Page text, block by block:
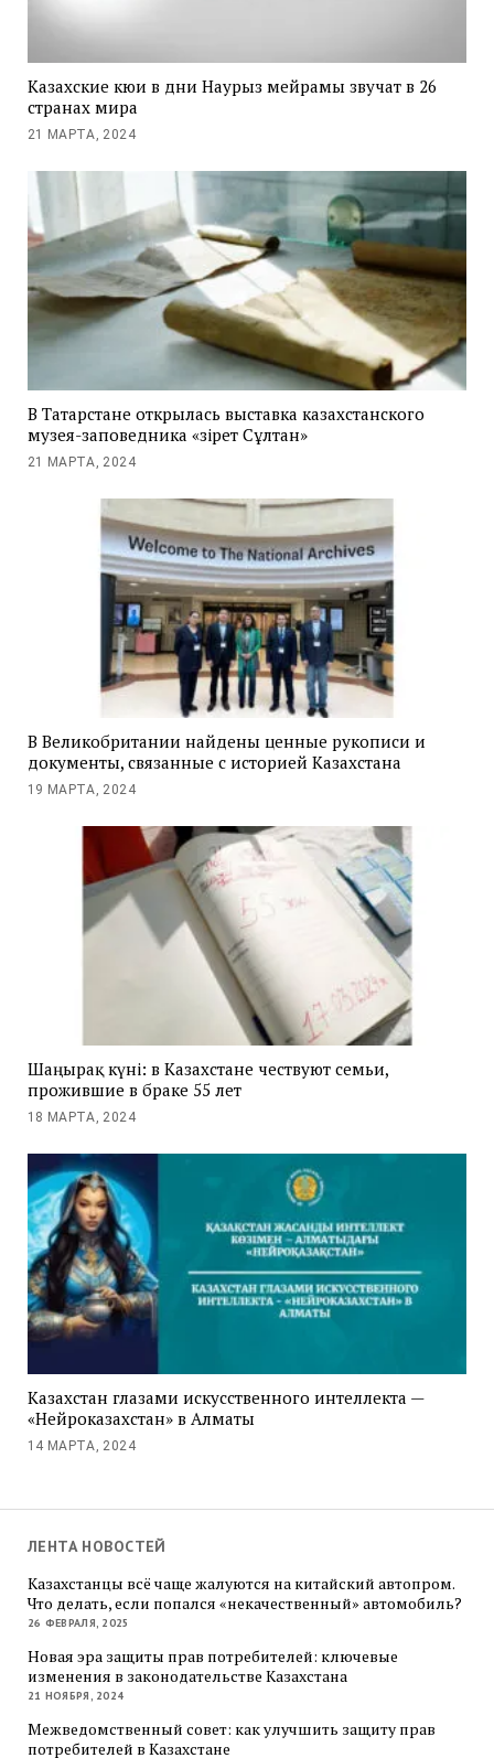
Казахские кюи в дни Наурыз мейрамы звучат в 26
странах мира
21 МАРТА, 2024
В Татарстане открылась выставка казахстанского
музея-заповедника «Әзірет Сұлтан»
21 МАРТА, 2024
В Великобритании найдены ценные рукописи и
документы, связанные с историей Казахстана
19 МАРТА, 2024
Шаңырақ күні: в Казахстане чествуют семьи,
прожившие в браке 55 лет
18 МАРТА, 2024
Казахстан глазами искусственного интеллекта —
«Нейроказахстан» в Алматы
14 МАРТА, 2024
ЛЕНТА НОВОСТЕЙ
Казахстанцы всё чаще жалуются на китайский автопром.
Что делать, если попался «некачественный» автомобиль?
26 ФЕВРАЛЯ, 2025
Новая эра защиты прав потребителей: ключевые
изменения в законодательстве Казахстана
21 НОЯБРЯ, 2024
Межведомственный совет: как улучшить защиту прав
потребителей в Казахстане